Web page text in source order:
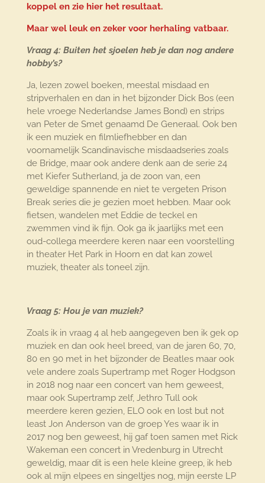
koppel en zie hier het resultaat.
Maar wel leuk en zeker voor herhaling vatbaar.
Vraag 4: Buiten het sjoelen heb je dan nog andere
hobby’s?
Ja, lezen zowel boeken, meestal misdaad en
stripverhalen en dan in het bijzonder Dick Bos (een
hele vroege Nederlandse James Bond) en strips
van Peter de Smet genaamd De Generaal. Ook ben
ik een muziek en filmliefhebber en dan
voornamelijk Scandinavische misdaadseries zoals
de Bridge, maar ook andere denk aan de serie 24
met Kiefer Sutherland, ja de zoon van, een
geweldige spannende en niet te vergeten Prison
Break series die je gezien moet hebben. Maar ook
fietsen, wandelen met Eddie de teckel en
zwemmen vind ik fijn. Ook ga ik jaarlijks met een
oud-collega meerdere keren naar een voorstelling
in theater Het Park in Hoorn en dat kan zowel
muziek, theater als toneel zijn.
Vraag 5: Hou je van muziek?
Zoals ik in vraag 4 al heb aangegeven ben ik gek op
muziek en dan ook heel breed, van de jaren 60, 70,
80 en 90 met in het bijzonder de Beatles maar ook
vele andere zoals Supertramp met Roger Hodgson
in 2018 nog naar een concert van hem geweest,
maar ook Supertramp zelf, Jethro Tull ook
meerdere keren gezien, ELO ook en lost but not
least Jon Anderson van de groep Yes waar ik in
2017 nog ben geweest, hij gaf toen samen met Rick
Wakeman een concert in Vredenburg in Utrecht
geweldig, maar dit is een hele kleine greep, ik heb
ook al mijn elpees en singeltjes nog, mijn eerste LP